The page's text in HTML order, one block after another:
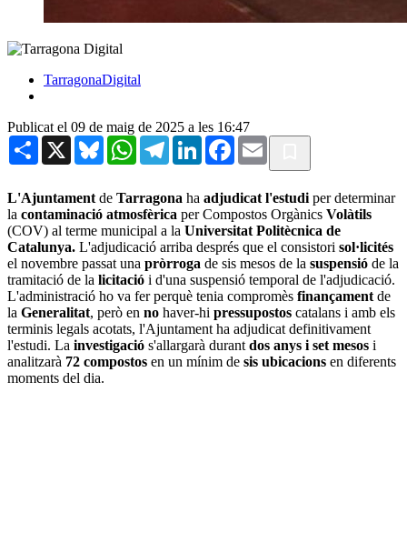
TarragonaDigital
Publicat el 09 de maig de 2025 a les 16:47
Share X BlueskyWhatsAppTelegramLinkedInFacebook
Email
L'Ajuntament de Tarragona ha adjudicat l'estudi per determinar
la contaminació atmosfèrica per Compostos Orgànics Volàtils
(COV) al terme municipal a la Universitat Politècnica de
Catalunya. L'adjudicació arriba després que el consistori sol·licités
el novembre passat una pròrroga de sis mesos de la suspensió de la
tramitació de la licitació i d'una suspensió temporal de l'adjudicació.
L'administració ho va fer perquè tenia compromès finançament de
la Generalitat, però en no haver-hi pressupostos catalans i amb els
terminis legals acotats, l'Ajuntament ha adjudicat definitivament
l'estudi. La investigació s'allargarà durant dos anys i set mesos i
analitzarà 72 compostos en un mínim de sis ubicacions en diferents
moments del dia.